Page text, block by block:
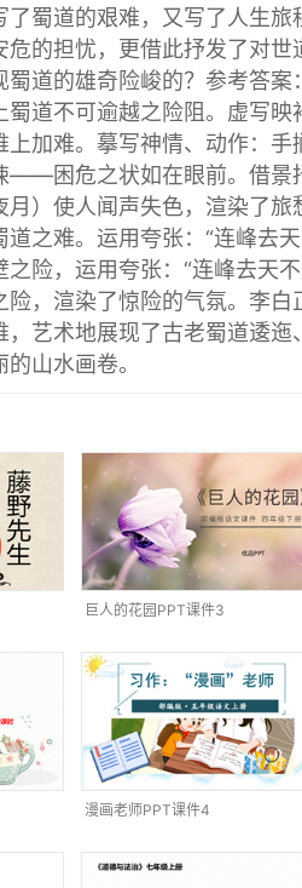
了蜀道的艰难，又写了人生
危的担忧，更借此抒发了对
蜀道的雄奇险峻的？参考答
道不可逾越之险阻。虚写映
加难。摹写神情、动作：手
——困危之状如在眼前。借景
月）使人闻声失色，渲染了
道之难。运用夸张：“连峰去
之险，运用夸张：“连峰去天
险，渲染了惊险的气氛。李
，艺术地展现了古老蜀道逶
山水画卷。
巨人的花园PPT课件3
漫画老师PPT课件4